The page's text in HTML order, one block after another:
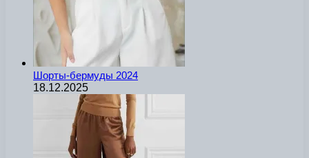
Шорты-бермуды 2024
18.12.2025